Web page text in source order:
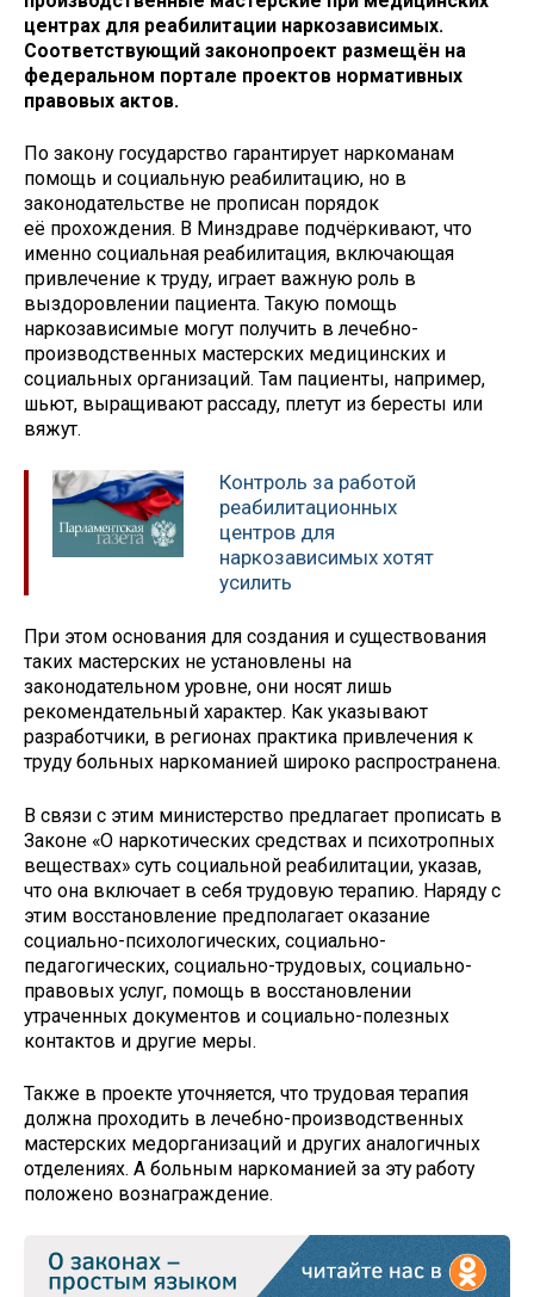
центрах для реабилитации наркозависимых.
Соответствующий законопроект размещён на
федеральном портале проектов нормативных
правовых актов.
По закону государство гарантирует наркоманам
помощь и социальную реабилитацию, но в
законодательстве не прописан порядок
её прохождения. В Минздраве подчёркивают, что
именно социальная реабилитация, включающая
привлечение к труду, играет важную роль в
выздоровлении пациента. Такую помощь
наркозависимые могут получить в лечебно-
производственных мастерских медицинских и
социальных организаций. Там пациенты, например,
шьют, выращивают рассаду, плетут из бересты или
вяжут.
Контроль за работой
реабилитационных
центров для
наркозависимых хотят
усилить
При этом основания для создания и существования
таких мастерских не установлены на
законодательном уровне, они носят лишь
рекомендательный характер. Как указывают
разработчики, в регионах практика привлечения к
труду больных наркоманией широко распространена.
В связи с этим министерство предлагает прописать в
Законе «О наркотических средствах и психотропных
веществах» суть социальной реабилитации, указав,
что она включает в себя трудовую терапию. Наряду с
этим восстановление предполагает оказание
социально-психологических, социально-
педагогических, социально-трудовых, социально-
правовых услуг, помощь в восстановлении
утраченных документов и социально-полезных
контактов и другие меры.
Также в проекте уточняется, что трудовая терапия
должна проходить в лечебно-производственных
мастерских медорганизаций и других аналогичных
отделениях. А больным наркоманией за эту работу
положено вознаграждение.